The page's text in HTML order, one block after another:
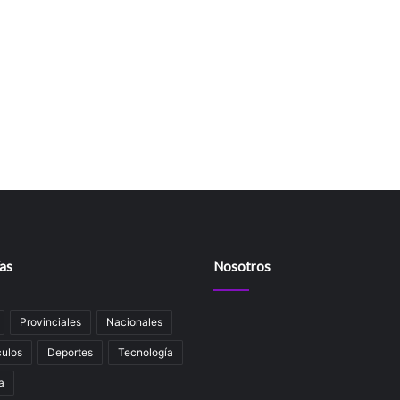
Provinciales Nacionales
Deportes Tecnología
Nosotros